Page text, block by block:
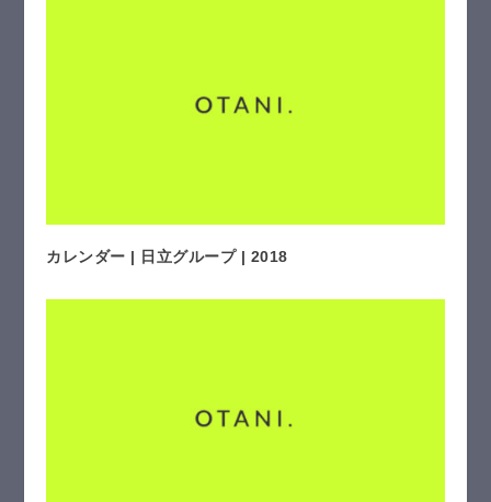
カレンダー | 日立グループ | 2018